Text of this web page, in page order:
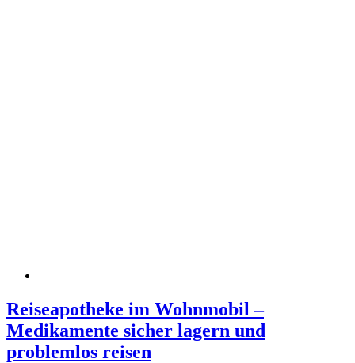
Reiseapotheke im Wohnmobil –
Medikamente sicher lagern und
problemlos reisen